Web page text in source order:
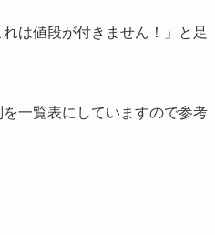
は値段が付きません！」と足
一覧表にしていますので参考